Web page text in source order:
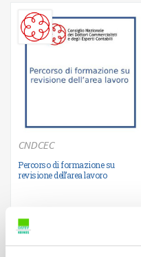
CNDCEC
Percorso di formazione su
revisione dell’area lavoro
Ulteriori informazioni